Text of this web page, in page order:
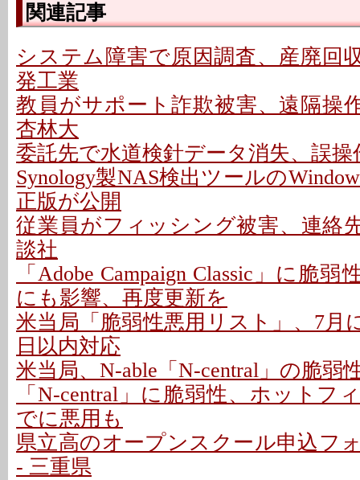
関連記事
システム障害で原因調査、産廃回
発工業
教員がサポート詐欺被害、遠隔操
杏林大
委託先で水道検針データ消失、誤
Synology製NAS検出ツールの
正版が公開
従業員がフィッシング被害、連絡
談社
「Adobe Campaign Classic」に脆
にも影響、再度更新を
米当局「脆弱性悪用リスト」、7月
日以内対応
米当局、N-able「N-central」の脆弱
「N-central」に脆弱性、ホットフ
でに悪用も
県立高のオープンスクール申込フ
- 三重県